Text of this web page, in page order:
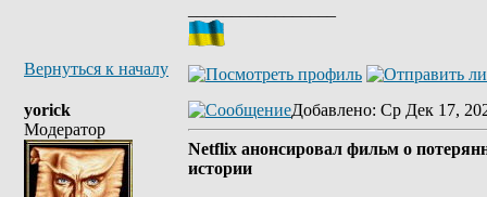
Вернуться к началу
yorick
Модератор
Добавлено: Ср Дек 17,
Netflix анонсировал фильм о
истории